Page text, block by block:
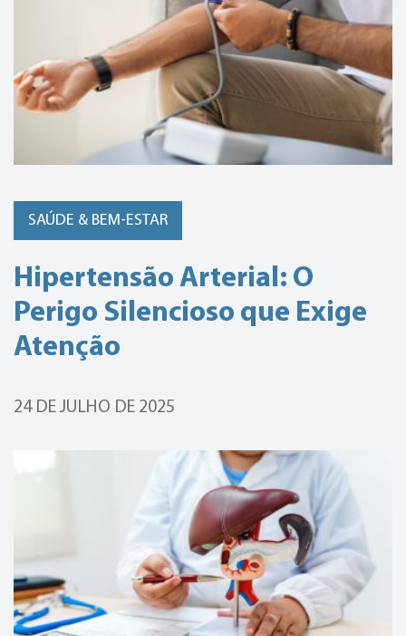
SAÚDE & BEM-ESTAR
Hipertensão Arterial: O
Perigo Silencioso que Exige
Atenção
24 DE JULHO DE 2025